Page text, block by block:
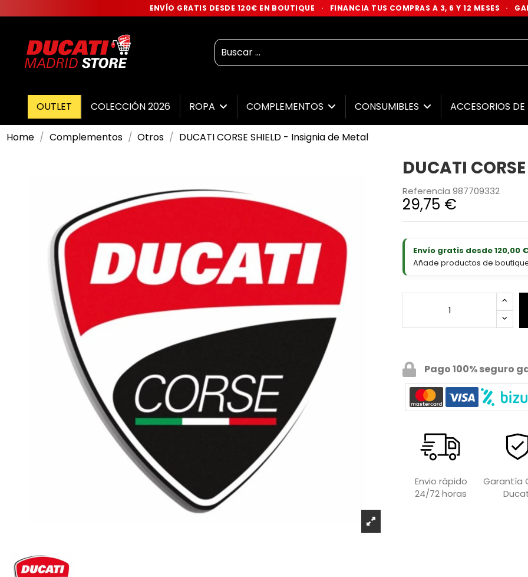
ENVÍO GRATIS DESDE 120€ EN BOUTIQUE · FINANCIA TUS COMPRAS A 3, 6 Y 12 MESES ·
OUTLET COLECCIÓN 2026 ROPA COMPLEMENTOS CONSUMIBLES ACCESORIOS
Home Complementos Otros DUCATI CORSE SHIELD - Insignia de Metal
DUCATI
Referencia 987709332
29,75 €
Envío gratis desde 120,00
Añade productos de
Pago 100% seguro
Envio rápido
24/72 horas
Garantía